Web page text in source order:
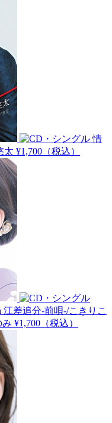
情
太 ¥1,700（税込）
江差追分-前唄-/こきりこ
み ¥1,700（税込）